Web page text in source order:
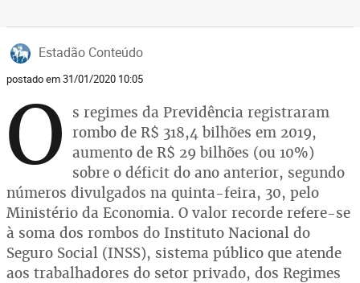
Estadão Conteúdo
postado em 31/01/2020 10:05
O
s regimes da Previdência registraram
rombo de R$ 318,4 bilhões em 2019,
aumento de R$ 29 bilhões (ou 10%)
sobre o déficit do ano anterior, segundo
números divulgados na quinta-feira, 30, pelo
Ministério da Economia. O valor recorde refere-se
à soma dos rombos do Instituto Nacional do
Seguro Social (INSS), sistema público que atende
aos trabalhadores do setor privado, dos Regimes